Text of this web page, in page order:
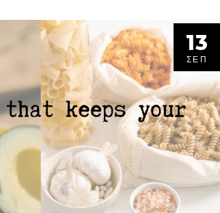
13
ΣΕΠ